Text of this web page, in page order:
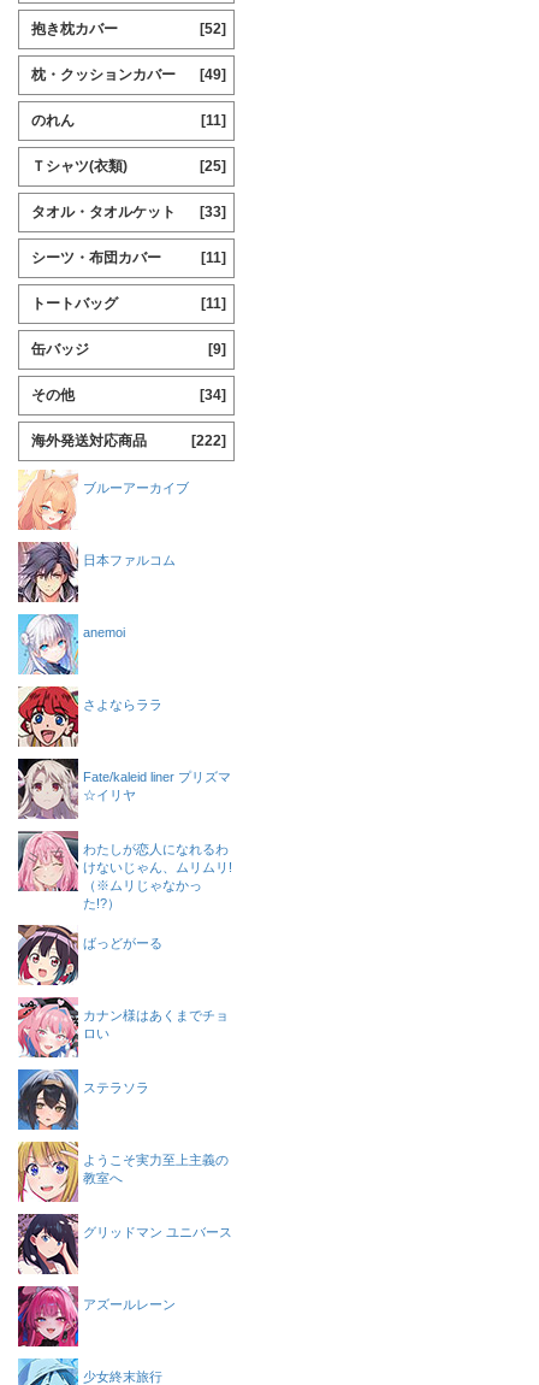
抱き枕カバー [52]
枕・クッションカバー [49]
のれん [11]
Ｔシャツ(衣類) [25]
タオル・タオルケット [33]
シーツ・布団カバー [11]
トートバッグ [11]
缶バッジ [9]
その他 [34]
海外発送対応商品 [222]
ブルーアーカイブ
日本ファルコム
anemoi
さよならララ
Fate/kaleid liner プリズマ
☆イリヤ
わたしが恋人になれるわ
けないじゃん、ムリムリ!
（※ムリじゃなかっ
た!?）
ばっどがーる
カナン様はあくまでチョ
ロい
ステラソラ
ようこそ実力至上主義の
教室へ
グリッドマン ユニバース
アズールレーン
少女終末旅行